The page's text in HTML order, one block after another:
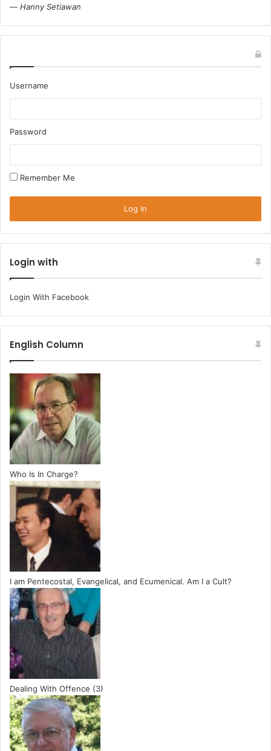
— Hanny Setiawan
Username
Password
Remember Me
Login with
Login With Facebook
English Column
Who Is In Charge?
I am Pentecostal, Evangelical, and Ecumenical. Am I a Cult?
Dealing With Offence (3)